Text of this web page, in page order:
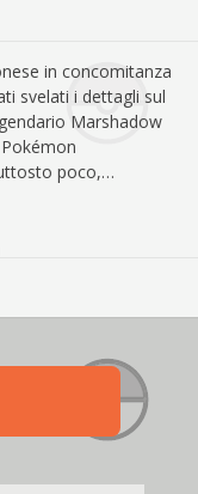
in concomitanza
svelati i dettagli sul
Marshadow
poco,…